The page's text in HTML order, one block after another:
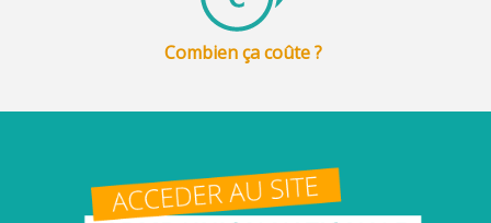
Combien ça coûte ?